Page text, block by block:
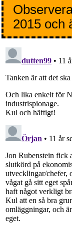
2015 och